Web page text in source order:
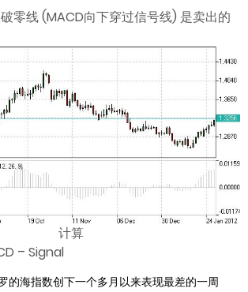
零线 (MACD向下穿过信号线) 是卖出的
计算
– Signal
的海指数创下一个多月以来表现最差的一周